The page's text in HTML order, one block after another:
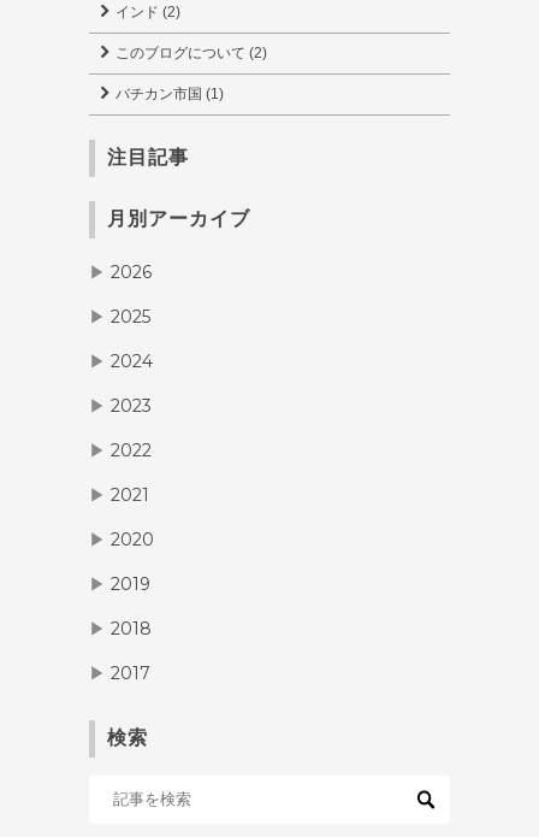
インド (2)
このブログについて (2)
バチカン市国 (1)
注目記事
月別アーカイブ
▶ 2026
▶ 2025
▶ 2024
▶ 2023
▶ 2022
▶ 2021
▶ 2020
▶ 2019
▶ 2018
▶ 2017
検索